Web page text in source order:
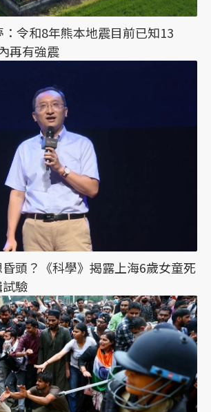
令和8年熊本地震目前已知13
再有強震
頭？《科學》揭露上海6歲女童死
驗